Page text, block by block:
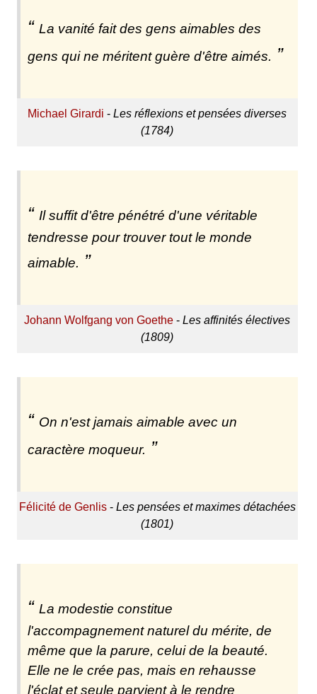
La vanité fait des gens aimables des
gens qui ne méritent guère d'être aimés.
Michael Girardi -Les réflexions et pensées diverses
(1784)
Il suffit d'être pénétré d'une véritable
tendresse pour trouver tout le monde
aimable.
Johann Wolfgang von Goethe -Les affinités électives
(1809)
On n'est jamais aimable avec un
caractère moqueur.
Félicité de Genlis- Les pensées et maximes détachées
(1801)
La modestie constitue
l'accompagnement naturel du mérite, de
même que la parure, celui de la beauté.
Elle ne le crée pas, mais en rehausse
l'éclat et seule parvient à le rendre